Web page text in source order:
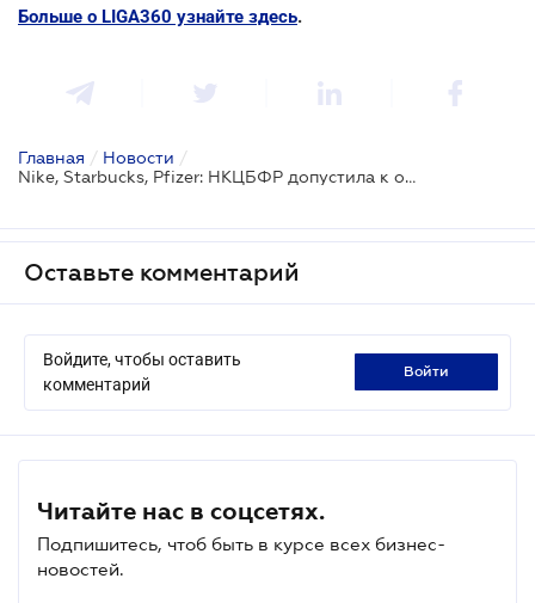
Больше о LIGA360 узнайте здесь.
Главная / Новости /
Nike, Starbucks, Pfizer: НКЦБФР допустила к обращению в Украине новые ценные бумаги
Оставьте комментарий
Войдите, чтобы оставить
комментарий
войти
Читайте нас в соцсетях.
Подпишитесь, чтоб быть в курсе всех бизнес-
новостей.